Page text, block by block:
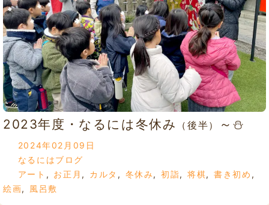
2023年度・なるには冬休み （後半） ～⛄
2024年02月09日
なるにはブログ
アート , お正月 , カルタ , 冬休み,初詣,将棋,書き初め ,
絵画, 風呂敷